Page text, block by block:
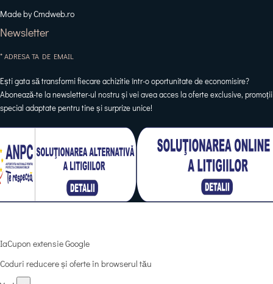
Made by Cmdweb.ro
Newsletter
* ADRESA TA DE EMAIL
Ești gata să transformi fiecare achizitie într-o oportunitate de economisire?
Abonează-te la newsletter-ul nostru și vei avea acces la oferte exclusive, promoții
special adaptate pentru tine și surprize unice!
IaCupon extensie Google
Coduri reducere și oferte în browserul tău